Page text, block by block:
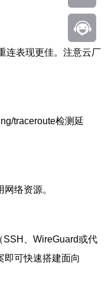
连表现更佳。注意云厂
traceroute检测延
络资源。
SSH、WireGuard或代
即可快速搭建面向